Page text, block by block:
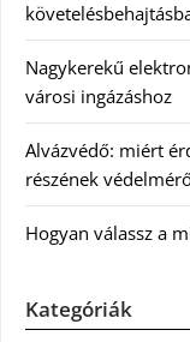
Nagykerekű
városi ingázáshoz
Alvázvédő: miért
részének
Hogyan válassz a
Kategóriák